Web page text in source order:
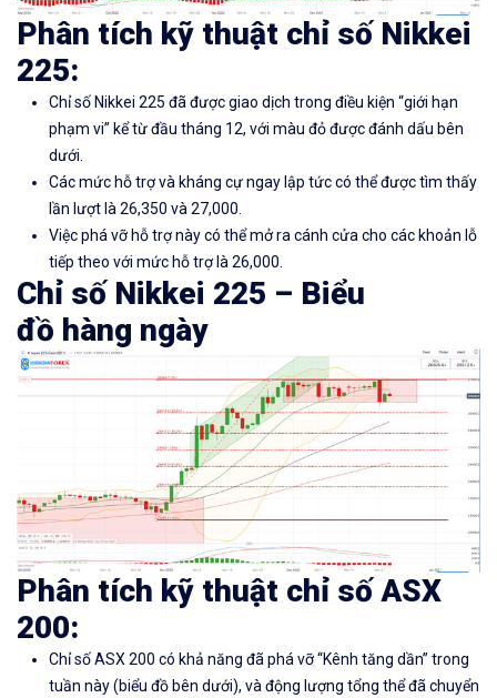
Phân tích kỹ thuật chỉ số Nikkei
225:
Chỉ số Nikkei 225 đã được giao dịch trong điều kiện “giới hạn
phạm vi” kể từ đầu tháng 12, với màu đỏ được đánh dấu bên
dưới.
Các mức hỗ trợ và kháng cự ngay lập tức có thể được tìm thấy
lần lượt là 26,350 và 27,000.
Việc phá vỡ hỗ trợ này có thể mở ra cánh cửa cho các khoản lỗ
tiếp theo với mức hỗ trợ là 26,000.
Chỉ số Nikkei 225 – Biểu
đồ hàng ngày
Phân tích kỹ thuật chỉ số ASX
200:
Chỉ số ASX 200 có khả năng đã phá vỡ “Kênh tăng dần” trong
tuần này (biểu đồ bên dưới), và động lượng tổng thể đã chuyển